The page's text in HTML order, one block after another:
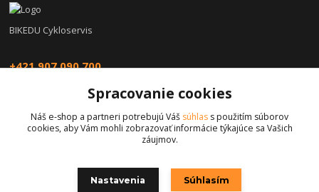
BIKEDU Cykloservis
+421 907 090 700
eshop@bikedu.sk
Spracovanie cookies
Náš e-shop a partneri potrebujú Váš súhlas s použitím súborov
cookies, aby Vám mohli zobrazovať informácie týkajúce sa Vašich
záujmov.
Nastavenia Súhlasím